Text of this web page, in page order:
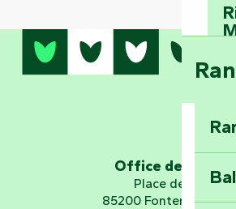
Office de
Place de Verdun
85200 Fontenay-le-